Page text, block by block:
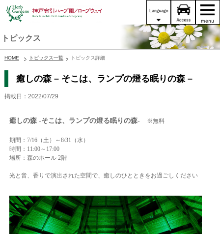
トピックス
HOME トピックス一覧 トピックス詳細
癒しの森 – そこは、ランプの燈る眠りの森 –
掲載日：2022/07/29
癒しの森 -そこは、ランプの燈る眠りの森- ※無料
期間：7/16（土）～8/31（水）
時間：11:00～17:00
場所：森のホール 2階
光と音、香りで演出された空間で、癒しのひとときをお過ごしください